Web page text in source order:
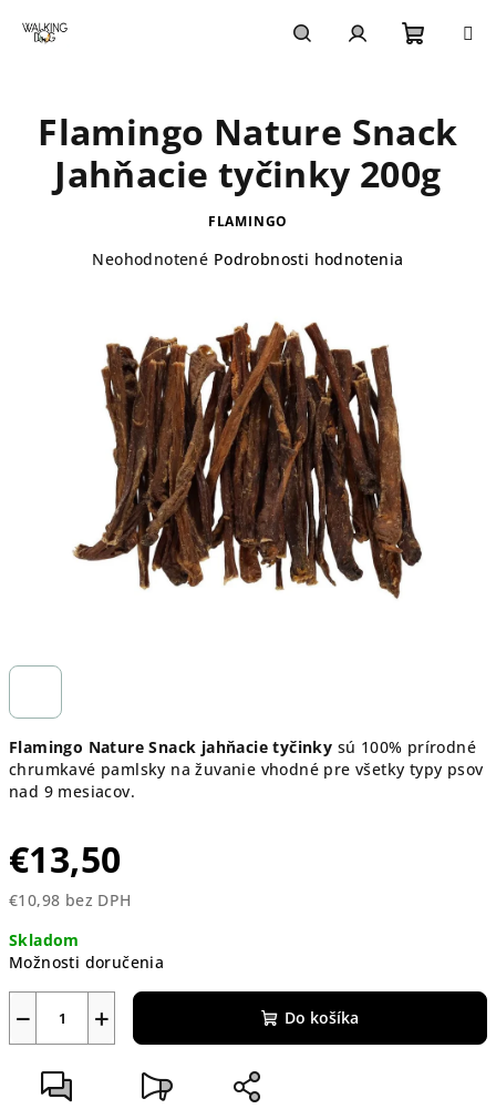
košík
Flamingo Nature Snack jahňacie tyčinky sú 100% prírodné
chrumkavé pamlsky na žuvanie vhodné pre všetky typy psov
nad 9 mesiacov.
€13,50
€10,98 bez DPH
cena:
Skladom
Možnosti doručenia
+
− Do košíka
Flamingo Nature Snack
Jahňacie tyčinky 200g
FLAMINGO
Priemerné
0,0
hviezdičiek.
Neohodnotené Podrobnosti hodnotenia